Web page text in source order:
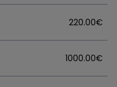
220.00€
1000.00€